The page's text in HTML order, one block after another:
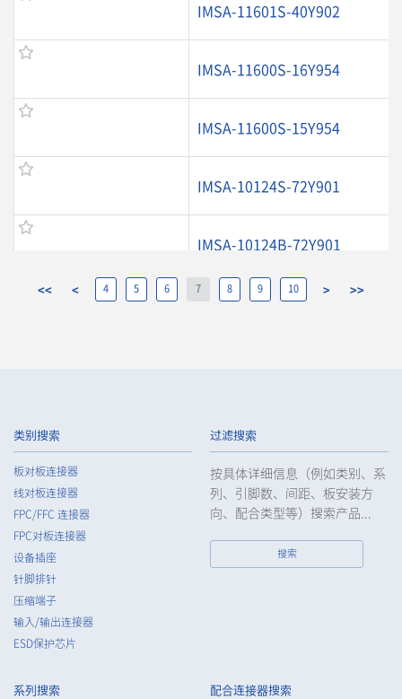
IMSA-11601S-40Y902
IMSA-11600S-16Y954
IMSA-11600S-15Y954
IMSA-10124S-72Y901
IMSA-10124B-72Y901
IMSA-10120S-20Y503
IMSA-10120B-06Y926
IMSA-10120B-06Y925
<< < 4 5 6 7 8 9 10 > >>
类别搜索
板对板连接器
线对板连接器
FPC/FFC 连接器
FPC对板连接器
设备插座
针脚排针
压缩端子
输入/输出连接器
ESD保护芯片
过滤搜索
按具体详细信息（例如类别、系
列、引脚数、间距、板安装方
向、配合类型等）搜索产品...
搜索
系列搜索 配合连接器搜索